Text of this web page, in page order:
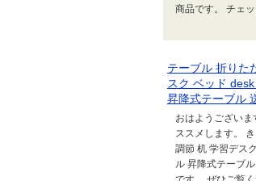
商品です。 チェ
テーブル 折りた
スク ベッド
昇降式テーブル
おはようござい
ススメします。
調節 机 学習デス
ル 昇降式テーブ